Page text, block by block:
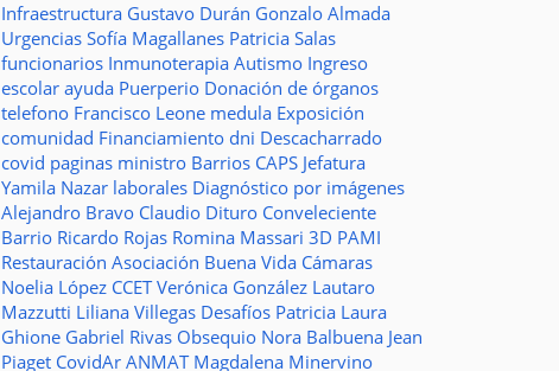
Infraestructura Gustavo Durán Gonzalo Almada
Urgencias Sofía Magallanes Patricia Salas
funcionarios Inmunoterapia Autismo Ingreso
escolar ayuda Puerperio Donación de órganos
telefono Francisco Leone medula Exposición
comunidad Financiamiento dni Descacharrado
covid paginas ministro Barrios CAPS Jefatura
Yamila Nazar laborales Diagnóstico por imágenes
Alejandro Bravo Claudio Dituro Conveleciente
Barrio Ricardo Rojas Romina Massari 3D PAMI
Restauración Asociación Buena Vida Cámaras
Noelia López CCETVerónica González Lautaro
Mazzutti Liliana Villegas Desafíos Patricia Laura
Ghione Gabriel Rivas Obsequio Nora Balbuena Jean
Piaget CovidAr ANMAT Magdalena Minervino